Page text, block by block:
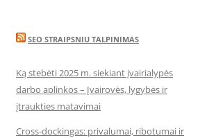
SEO STRAIPSNIU TALPINIMAS
Ką stebėti 2025 m. siekiant įvairialypės
darbo aplinkos – Įvairovės, lygybės ir
įtraukties matavimai
Cross-dockingas: privalumai, ribotumai ir